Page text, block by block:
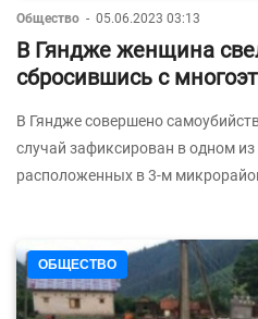
Общество - 05.06.2023 03:13
В Гяндже женщина
сбросившись с
В Гяндже совершено
случай зафиксирован в одном
расположенных в 3-м
ОБЩЕСТВО